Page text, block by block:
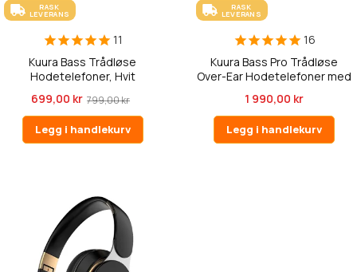
RASK
LEVERANS
11
Kuura Bass Trådløse
Hodetelefoner, Hvit
699,00 kr 799,00 kr
Legg i handlekurv
RASK
LEVERANS
16
Kuura Bass Pro Trådløse
Over-Ear Hodetelefoner med
1 990,00 kr
Legg i handlekurv